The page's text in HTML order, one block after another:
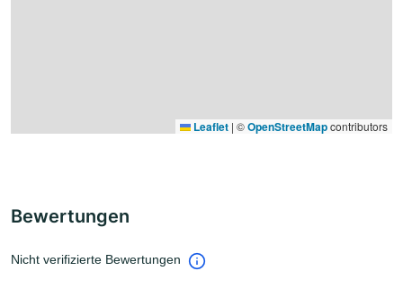
Leaflet | ©OpenStreetMapcontributors
Bewertungen
Nicht verifizierte Bewertungen